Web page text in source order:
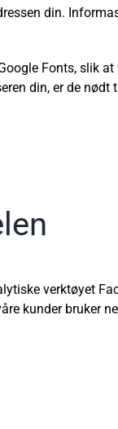
din.
Fonts, slik
din, er de
verktøyet
kunder bruker